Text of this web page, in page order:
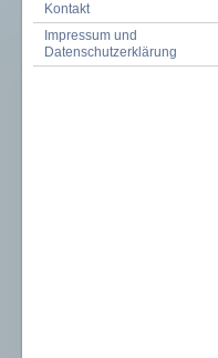
Kontakt
Impressum und
Datenschutzerklärung